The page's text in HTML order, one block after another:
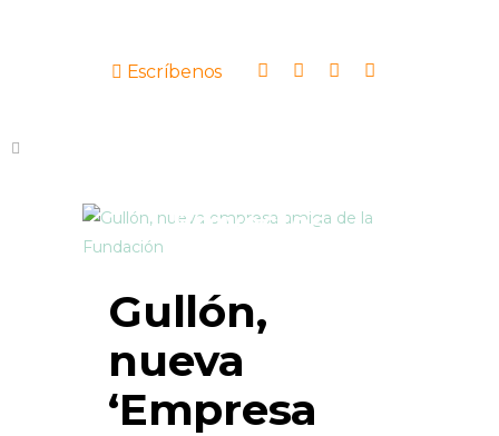
Escríbenos
Proyectos
Gullón,
nueva
‘Empresa